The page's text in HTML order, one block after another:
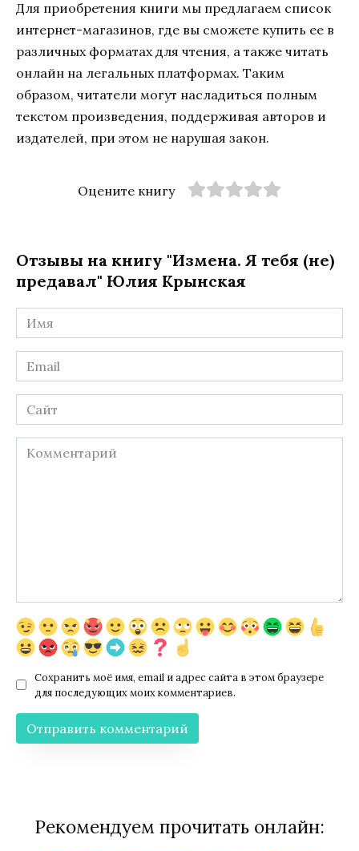
Для приобретения книги мы предлагаем список
интернет-магазинов, где вы сможете купить ее в
различных форматах для чтения, а также читать
онлайн на легальных платформах. Таким
образом, читатели могут насладиться полным
текстом произведения, поддерживая авторов и
издателей, при этом не нарушая закон.
Оцените книгу
Отзывы на книгу "Измена. Я тебя (не)
предавал" Юлия Крынская
Имя
*
Email
*
Сайт
Комментарий
Сохранить моё имя, email и адрес сайта в этом браузере
для последующих моих комментариев.
Рекомендуем прочитать онлайн: